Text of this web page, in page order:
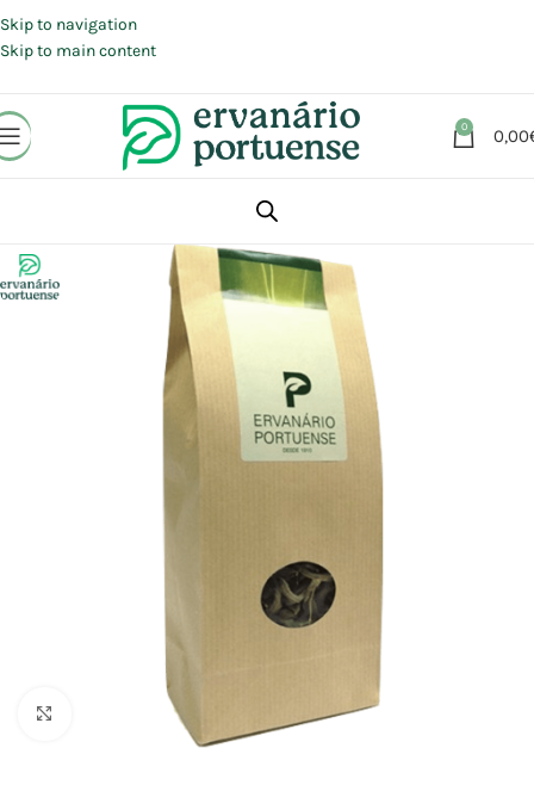
Skip to navigation
Skip to main content
0 0,00
Click to enlarge